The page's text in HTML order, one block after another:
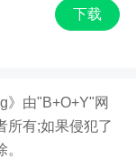
下载
》由"B+O+Y"网
所有;如果侵犯了